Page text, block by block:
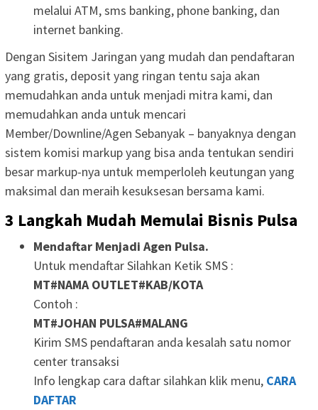
melalui ATM, sms banking, phone banking, dan
internet banking.
Dengan Sisitem Jaringan yang mudah dan pendaftaran
yang gratis, deposit yang ringan tentu saja akan
memudahkan anda untuk menjadi mitra kami, dan
memudahkan anda untuk mencari
Member/Downline/Agen Sebanyak – banyaknya dengan
sistem komisi markup yang bisa anda tentukan sendiri
besar markup-nya untuk memperloleh keutungan yang
maksimal dan meraih kesuksesan bersama kami.
3 Langkah Mudah Memulai Bisnis Pulsa
Mendaftar Menjadi Agen Pulsa.
Untuk mendaftar Silahkan Ketik SMS :
MT#NAMA OUTLET#KAB/KOTA
Contoh :
MT#JOHAN PULSA#MALANG
Kirim SMS pendaftaran anda kesalah satu nomor
center transaksi
Info lengkap cara daftar silahkan klik menu, CARA
DAFTAR